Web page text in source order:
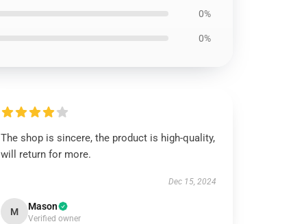
0%
0%
The shop is sincere, the product is high-quality,
will return for more.
Dec 15, 2024
M Mason
Verified owner